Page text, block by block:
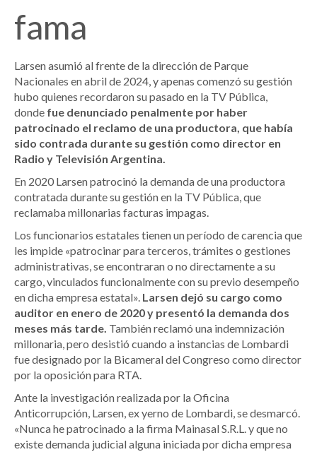
fama
Larsen asumió al frente de la dirección de Parque
Nacionales en abril de 2024, y apenas comenzó su gestión
hubo quienes recordaron su pasado en la TV Pública,
donde fue denunciado penalmente por haber
patrocinado el reclamo de una productora, que había
sido contrada durante su gestión como director en
Radio y Televisión Argentina.
En 2020 Larsen patrocinó la demanda de una productora
contratada durante su gestión en la TV Pública, que
reclamaba millonarias facturas impagas.
Los funcionarios estatales tienen un período de carencia que
les impide «patrocinar para terceros, trámites o gestiones
administrativas, se encontraran o no directamente a su
cargo, vinculados funcionalmente con su previo desempeño
en dicha empresa estatal». Larsen dejó su cargo como
auditor en enero de 2020 y presentó la demanda dos
meses más tarde. También reclamó una indemnización
millonaria, pero desistió cuando a instancias de Lombardi
fue designado por la Bicameral del Congreso como director
por la oposición para RTA.
Ante la investigación realizada por la Oficina
Anticorrupción, Larsen, ex yerno de Lombardi, se desmarcó.
«Nunca he patrocinado a la firma Mainasal S.R.L. y que no
existe demanda judicial alguna iniciada por dicha empresa